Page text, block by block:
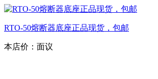
RTO-50熔断器底座正品现货，包邮
本店价： 面议